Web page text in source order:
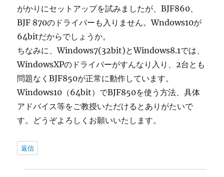
がかりにセットアップを試みましたが、BJF860、
BJF 870のドライバーも入りません。Wndows10が
64bitだからでしょうか。
ちなみに、Windows7(32bit)とWindows8.1では、
WindowsXPのドライバーがすんなり入り、2台とも
問題なくBJF850が正常に動作しています。
Windows10（64bit）でBJF850を使う方法、具体
アドバイス等をご教授いただけるとありがたいで
す。どうぞよろしくお願いいたします。
返信